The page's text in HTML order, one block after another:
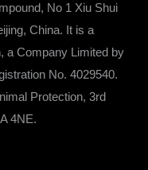
No 1 Xiu Shui
China. It is a
a Company Limited by
No. 4029540.
Protection, 3rd
4NE.